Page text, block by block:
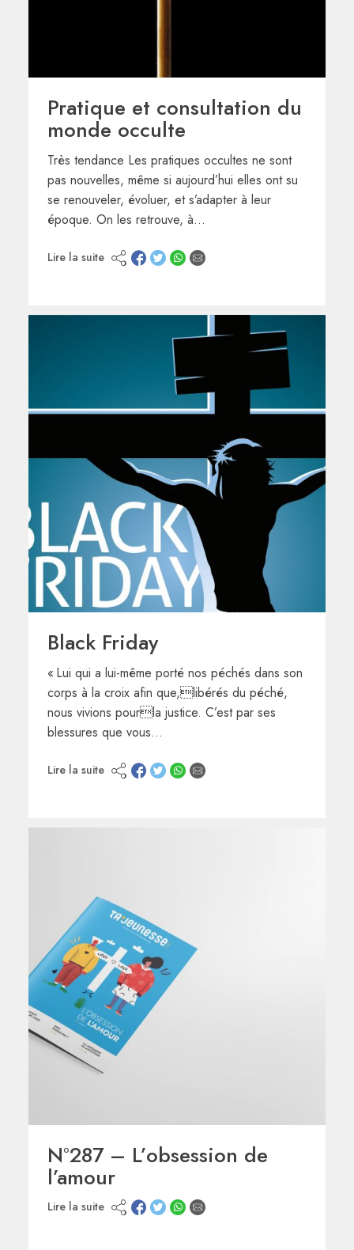
Pratique et consultation du
monde occulte
Très tendance Les pratiques occultes ne sont
pas nouvelles, même si aujourd’hui elles ont su
se renouveler, évoluer, et s’adapter à leur
époque. On les retrouve, à…
Lire la suite
Black Friday
« Lui qui a lui-même porté nos péchés dans son
corps à la croix afin que,libérés du péché,
nous vivions pourla justice. C’est par ses
blessures que vous…
Lire la suite
N°287 – L’obsession de
l’amour
Lire la suite